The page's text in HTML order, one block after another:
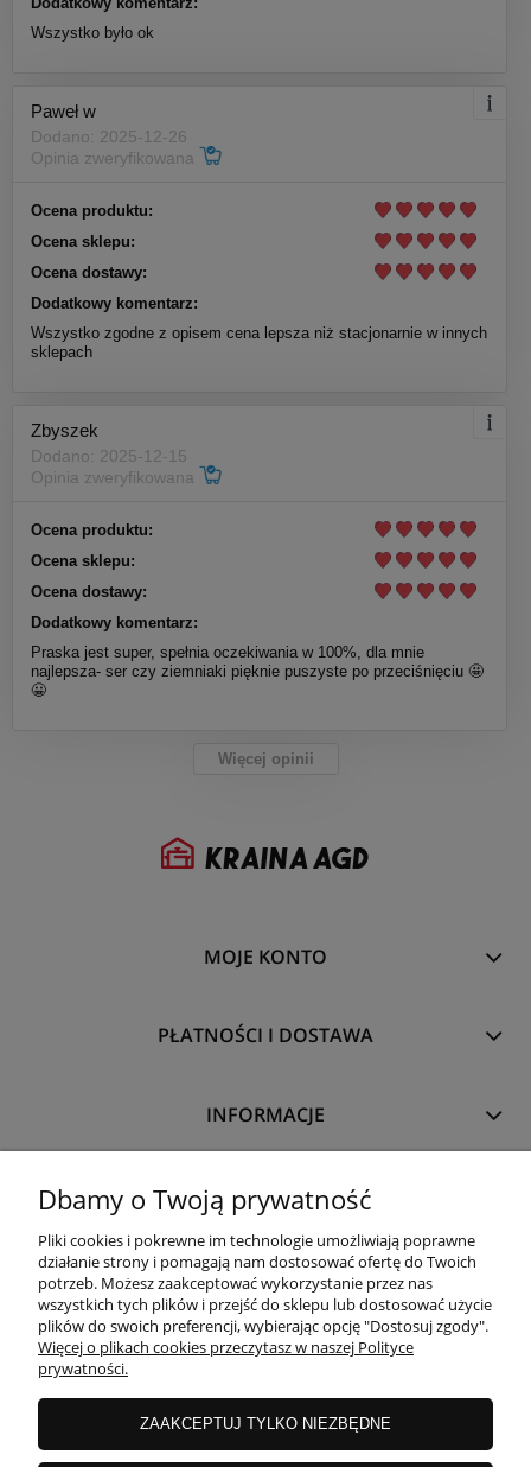
Wszystko było ok
Paweł w
Dodano: 2025-12-26
Opinia zweryfikowana
Ocena produktu:
Ocena sklepu:
Ocena dostawy:
Dodatkowy komentarz:
Wszystko zgodne z opisem cena lepsza niż stacjonarnie w innych
sklepach
Zbyszek
Dodano: 2025-12-15
Opinia zweryfikowana
Ocena produktu:
Ocena sklepu:
Ocena dostawy:
Dodatkowy komentarz:
Praska jest super, spełnia oczekiwania w 100%, dla mnie
najlepsza- ser czy ziemniaki pięknie puszyste po przeciśnięciu 🤩
😀
Więcej opinii
MOJE KONTO
PŁATNOŚCI I DOSTAWA
INFORMACJE
O NAS
Dbamy o Twoją prywatność
Pliki cookies i pokrewne im technologie umożliwiają poprawne
działanie strony i pomagają nam dostosować ofertę do Twoich
potrzeb. Możesz zaakceptować wykorzystanie przez nas
wszystkich tych plików i przejść do sklepu lub dostosować użycie
plików do swoich preferencji, wybierając opcję "Dostosuj zgody".
Więcej o plikach cookies przeczytasz w naszej Polityce
prywatności.
ZAAKCEPTUJ TYLKO NIEZBĘDNE